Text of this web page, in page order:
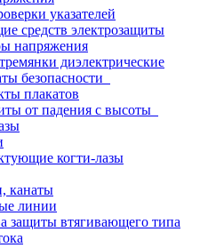
указателей
средств электрозащиты
напряжения
диэлектрические
безопасности
плакатов
от падения с высоты
когти-лазы
канаты
линии
защиты втягивающего типа